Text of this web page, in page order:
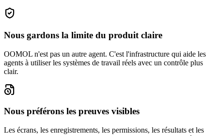
Nous gardons la limite du produit claire
OOMOL n'est pas un autre agent. C'est l'infrastructure qui aide les
agents à utiliser les systèmes de travail réels avec un contrôle plus
clair.
Nous préférons les preuves visibles
Les écrans, les enregistrements, les permissions, les résultats et les